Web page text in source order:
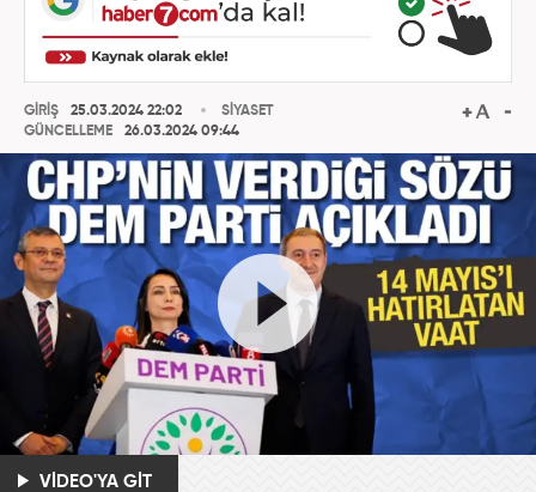
GİRİŞ
25.03.2024 22:02
GÜNCELLEME
26.03.2024 09:44
SİYASET
VİDEO'YA GİT